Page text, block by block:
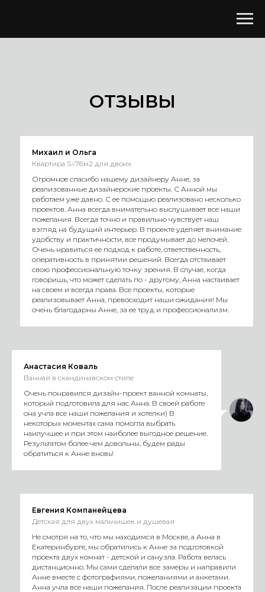
ОТЗЫВЫ
Михаил и Ольга
Квартира S=76м2 для двоих
Огромное спасибо нашему дизайнеру Анне, за
реализованные дизайнерские проекты. С Анной мы
работаем уже давно. С ее помощью реализовано несколько
проектов. Анна всегда внимательно выслушивает все наши
пожелания. Всегда точно и правильно чувствует наш
взгляд на будущий интерьер. В проекте уделяет внимание
удобству и практичности, все продумывает до мелочей.
Очень нравиться ее подход к работе, ответственность,
оперативность в принятии решений. Всегда отстаивает
свою профессиональную точку зрения. В случае, когда
говоришь, что может сделать по - другому, Анна настаивает
на своем и всегда права. Все проекты, которые
реализовывает Анна, превосходит наши ожидания! Мы
очень благодарны Анне, за ее труд и профессионализм.
Анастасия Коваль
Ванная в скандинавском стиле
Очень понравился дизайн-проект ванной комнаты,
который подготовила для нас Анна. В своей работе
она учла все наши пожелания и хотелки) В
некоторых моментах сама помогла выбрать
наилучшее и при этом наиболее выгодное решение.
Результатом более чем довольны, будем рады
обратиться к Анне вновь!
Евгения Компанейцева
Детская для двух мальчишек и душевая
Не смотря на то, что мы находимся в Москве, а Анна в
Екатеринбурге, мы обратились к Анне за подготовкой
проекта двух комнат - детской и санузла. Работа велась
дистанционно. Мы сами сделали все замеры и направили
Анне вместе с фотографиями, пожеланиями и анкетами.
Анна учла все наши пожелания. После реализации проекта